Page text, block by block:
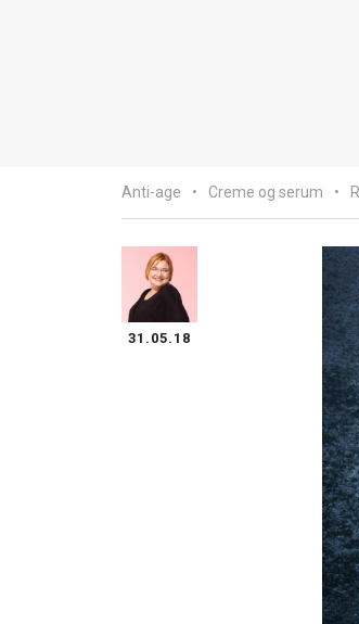
Anti-age Creme og serum
31.05.18